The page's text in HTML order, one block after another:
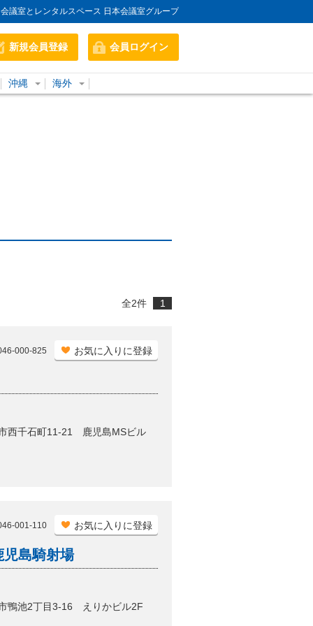
議室とレンタルスペース 日本会議室グループ
新規会員登録 会員ログイン
沖縄 海外
全2件 1
000-825 お気に入りに登録
西千石町11-21 鹿児島MSビル
001-110 お気に入りに登録
島騎射場
鴨池2丁目3-16 えりかビル2F